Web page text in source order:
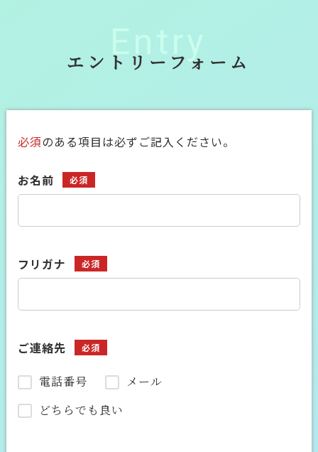
Entry
エントリーフォーム
必須のある項目は必ずご記入ください。
お名前 必須
フリガナ 必須
ご連絡先 必須
電話番号
メール
どちらでも良い